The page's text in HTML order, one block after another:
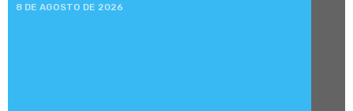
8 DE AGOSTO DE 2026